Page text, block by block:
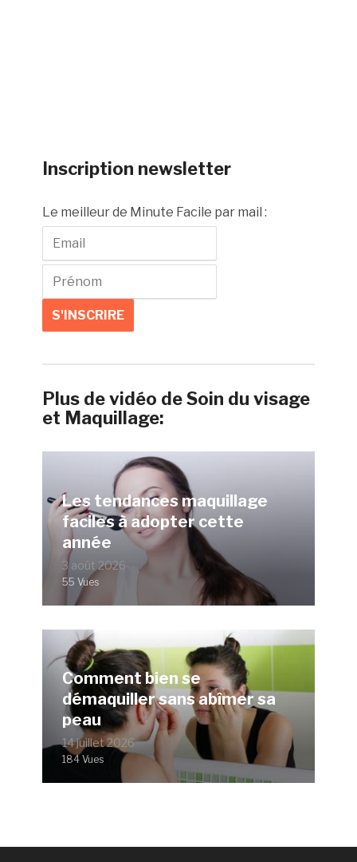
Inscription newsletter
Le meilleur de Minute Facile par mail :
Plus de vidéo de Soin du visage
et Maquillage:
Les tendances maquillage
faciles à adopter cette
année
3 août 2026
55 Vues
Comment bien se
démaquiller sans abîmer sa
peau
14 juillet 2026
184 Vues